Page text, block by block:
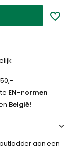
EN-normen
België!
aan een